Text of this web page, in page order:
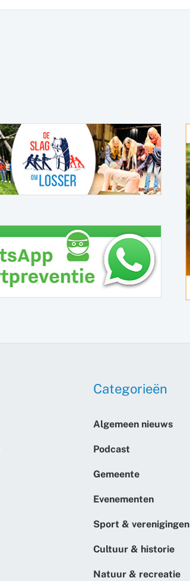
Categorieën
Algemeen nieuws
Podcast
Gemeente
Evenementen
Sport & verenigingen
Cultuur & historie
Natuur & recreatie